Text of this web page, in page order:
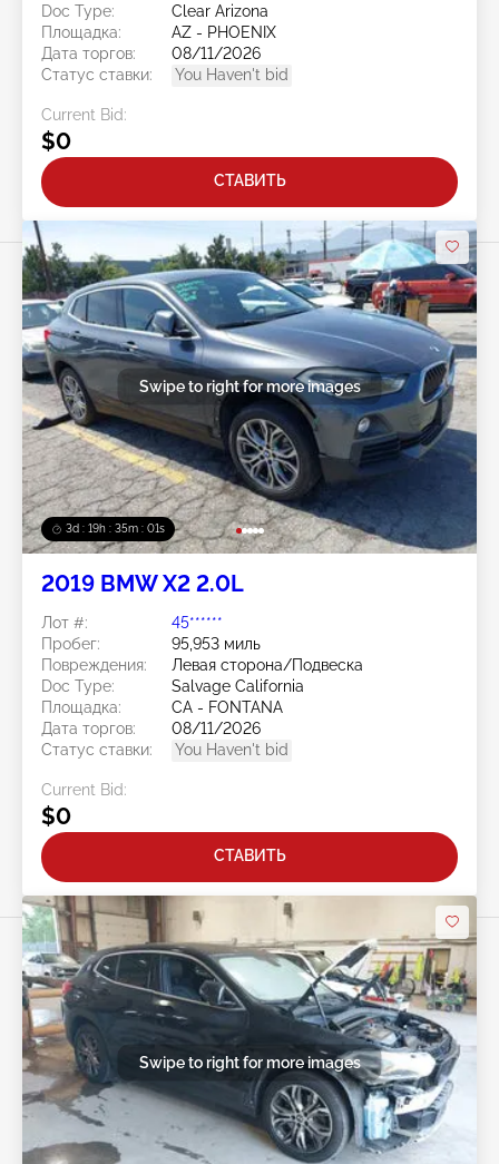
Doc Type:
Clear Arizona
Площадка:
AZ - PHOENIX
Дата торгов:
08/11/2026
Статус ставки:
You Haven't bid
Current Bid:
$0
СТАВИТЬ
3d : 19h : 34m : 59s
Swipe to right for more images
2019 BMW X2 2.0L
Лот #:
45******
Пробег:
95,953 миль
Повреждения:
Левая сторона/Подвеска
Doc Type:
Salvage California
Площадка:
CA - FONTANA
Дата торгов:
08/11/2026
Статус ставки:
You Haven't bid
Current Bid:
$0
СТАВИТЬ
Swipe to right for more images